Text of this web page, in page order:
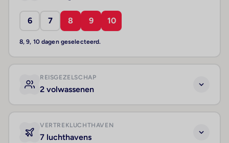
6 7 8 9 10
8, 9, 10 dagen geselecteerd.
REISGEZELSCHAP
2 volwassenen
VERTREKLUCHTHAVEN
7 luchthavens